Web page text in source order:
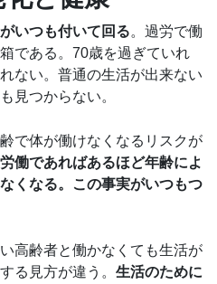
いつも付いて回る。過労で働
である。70歳を過ぎていれ
ない。普通の生活が出来ない
見つからない。
で体が働けなくなるリスクが
働であればあるほど年齢によ
くなる。この事実がいつもつ
高齢者と働かなくても生活が
る見方が違う。 生活のために